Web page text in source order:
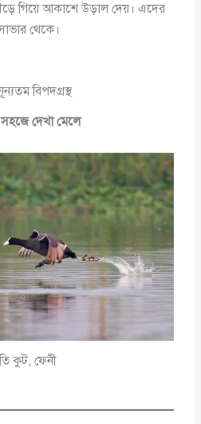
গিয়ে আকাশে উড়াল দেয়। এদের
থেকে।
বিপদগ্রস্থ
দেখা মেলে
কুট, ফেনী